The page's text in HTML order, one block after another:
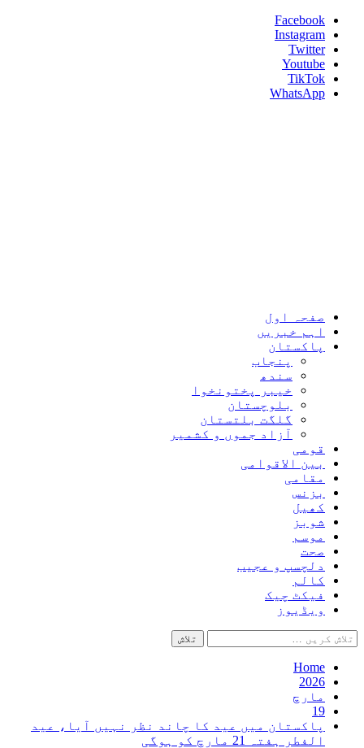
Skip
content
Facebook
Instagram
Twitter
Youtube
TikTok
WhatsApp
صفحہ اول
اہم خبریں
پاکستان
پنجاب
سندھ
خیبر پختونخوا
بلوچستان
گلگت بلتستان
آزاد جموں و کشمیر
قومی
بین الاقوامی
مقامی
بزنس
کھیل
شوبز
موسم
صحت
دلچسپ و عجیب
کالم
فیکٹ چیک
ویڈیوز
تلاش
کریں
برائے:Home
2026
مارچ
19
پاکستان میں‌ عید کا چاند نظر نہیں‌ آیا، عید
الفطر ہفتہ 21 مارچ کو ہوگی